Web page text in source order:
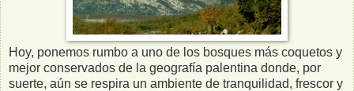
Hoy, ponemos rumbo a uno de los bosques más coquetos y
mejor conservados de la geografía palentina donde, por
suerte, aún se respira un ambiente de tranquilidad, frescor y